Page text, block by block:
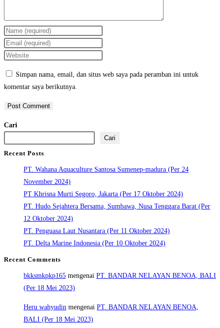
Simpan nama, email, dan situs web saya pada peramban ini untuk
komentar saya berikutnya.
Cari
Cari
Recent Posts
PT. Wahana Aquaculture Santosa Sumenep-madura (Per 24
November 2024)
PT Khrisna Murti Segoro, Jakarta (Per 17 Oktober 2024)
PT. Hudo Sejahtera Bersama, Sumbawa, Nusa Tenggara Barat (Per
12 Oktober 2024)
PT. Penguasa Laut Nusantara (Per 11 Oktober 2024)
PT. Delta Marine Indonesia (Per 10 Oktober 2024)
Recent Comments
bkksmkpkp165 mengenai PT. BANDAR NELAYAN BENOA, BALI
(Per 18 Mei 2023)
Heru wahyudin mengenai PT. BANDAR NELAYAN BENOA,
BALI (Per 18 Mei 2023)